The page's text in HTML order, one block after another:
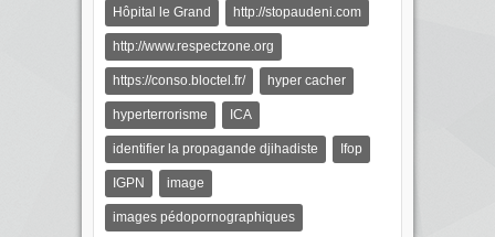
Hôpital le Grand http://stopaudeni.com
http://www.respectzone.org
https://conso.bloctel.fr/ hyper cacher
hyperterrorisme ICA
identifier la propagande djihadiste Ifop
IGPN image
images pédopornographiques